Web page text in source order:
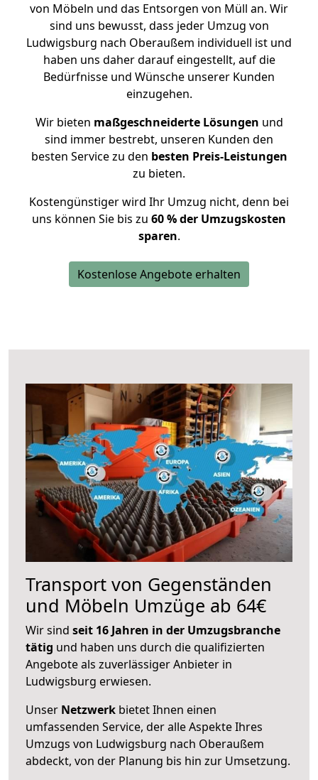
von Möbeln und das Entsorgen von Müll an. Wir
sind uns bewusst, dass jeder Umzug von
Ludwigsburg nach Oberaußem individuell ist und
haben uns daher darauf eingestellt, auf die
Bedürfnisse und Wünsche unserer Kunden
einzugehen.
Wir bieten maßgeschneiderte Lösungen und
sind immer bestrebt, unseren Kunden den
besten Service zu den besten Preis-Leistungen
zu bieten.
Kostengünstiger wird Ihr Umzug nicht, denn bei
uns können Sie bis zu 60 % der Umzugskosten
sparen.
Kostenlose Angebote erhalten
Transport von Gegenständen
und Möbeln Umzüge ab 64€
Wir sind seit 16 Jahren in der Umzugsbranche
tätig und haben uns durch die qualifizierten
Angebote als zuverlässiger Anbieter in
Ludwigsburg erwiesen.
Unser Netzwerk bietet Ihnen einen
umfassenden Service, der alle Aspekte Ihres
Umzugs von Ludwigsburg nach Oberaußem
abdeckt, von der Planung bis hin zur Umsetzung.